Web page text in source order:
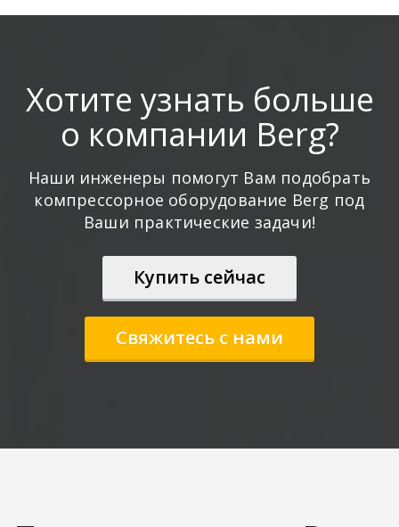
Хотите узнать больше
о компании Berg?
Наши инженеры помогут Вам подобрать
компрессорное оборудование Berg под
Ваши практические задачи!
Купить сейчас
Свяжитесь с нами